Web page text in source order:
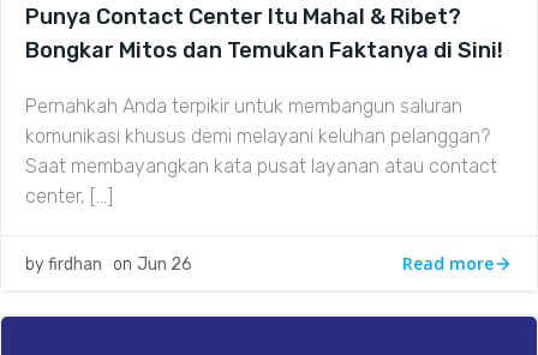
Punya Contact Center Itu Mahal & Ribet?
Bongkar Mitos dan Temukan Faktanya di Sini!
Pernahkah Anda terpikir untuk membangun saluran
komunikasi khusus demi melayani keluhan pelanggan?
Saat membayangkan kata pusat layanan atau contact
center, […]
by firdhan on Jun 26 Read more